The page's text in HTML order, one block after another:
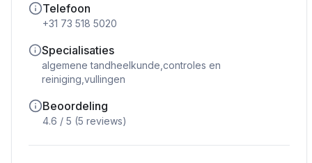
Telefoon
+31 73 518 5020
Specialisaties
algemene tandheelkunde,controles en
reiniging,vullingen
Beoordeling
4.6 / 5 (5 reviews)